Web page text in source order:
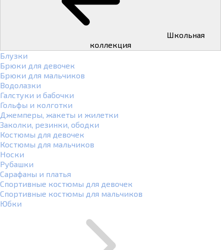
коллекция
Блузки
Брюки для девочек
Брюки для мальчиков
Водолазки
Галстуки и бабочки
Гольфы и колготки
Джемперы, жакеты и жилетки
Заколки, резинки, ободки
Костюмы для девочек
Костюмы для мальчиков
Носки
Рубашки
Сарафаны и платья
Спортивные костюмы для девочек
Спортивные костюмы для мальчиков
Юбки